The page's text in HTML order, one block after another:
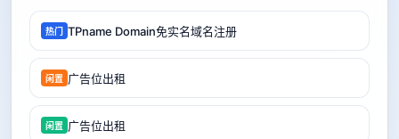
热门 TPname Domain免实名域名注册
闲置 广告位出租
闲置 广告位出租